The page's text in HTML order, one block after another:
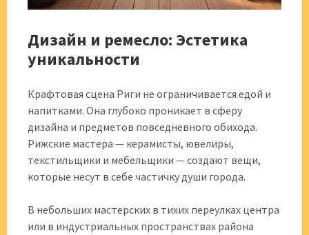
Дизайн и ремесло: Эстетика
уникальности
Крафтовая сцена Риги не ограничивается едой и
напитками. Она глубоко проникает в сферу
дизайна и предметов повседневного обихода.
Рижские мастера — керамисты, ювелиры,
текстильщики и мебельщики — создают вещи,
которые несут в себе частичку души города.
В небольших мастерских в тихих переулках центра
или в индустриальных пространствах района